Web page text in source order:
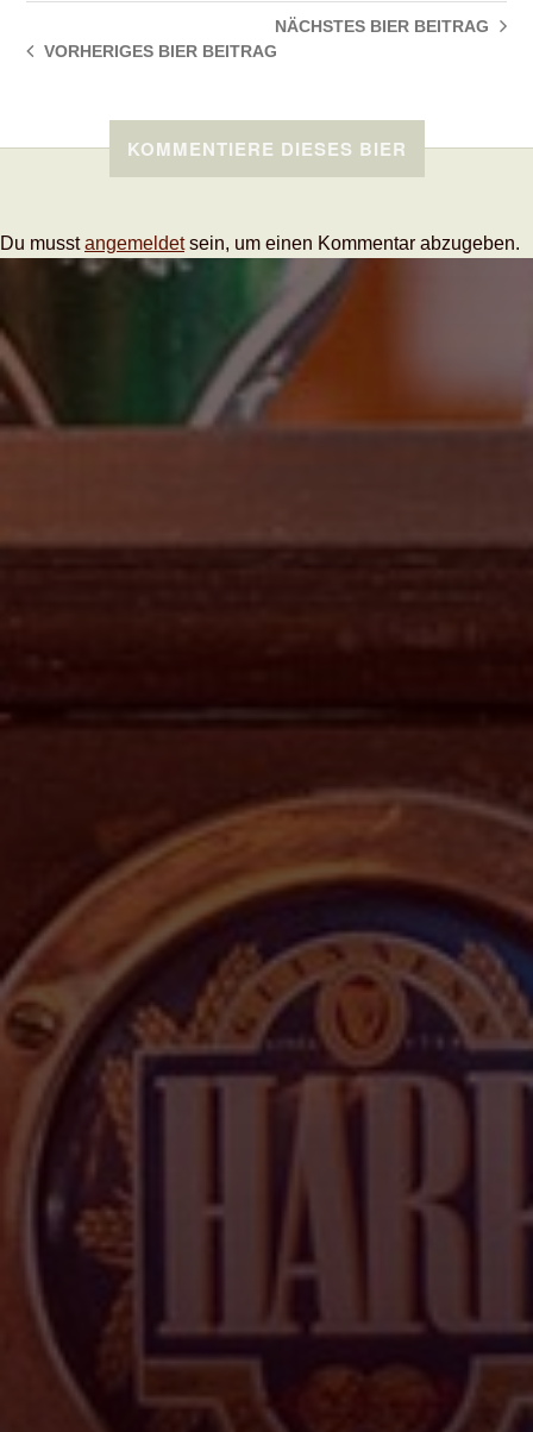
NÄCHSTES BIERBEITRAG
VORHERIGES BIER BEITRAG
KOMMENTIERE DIESES BIER
Du musstangemeldetsein, um einen Kommentar abzugeben.